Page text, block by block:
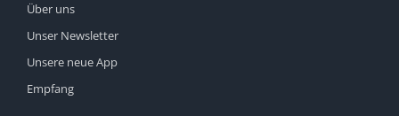
Über uns
Unser Newsletter
Unsere neue App
Empfang